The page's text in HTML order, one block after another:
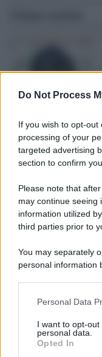
Do Not Process
If you wish to opt-
processing of your
targeted advertising
section to confirm
Please note that
may continue seeing
information utilized
third parties prior to
You may separately
personal information
This information
disclose it to other
Please note that this
Personal Data
I want to opt-
personal data.
Opted In
L'attesa /Un estate
Terminata la Coppa
tornei mondiali. Nel
Tendenze /
Sale il
aumentano le
Il caso /Trump ha